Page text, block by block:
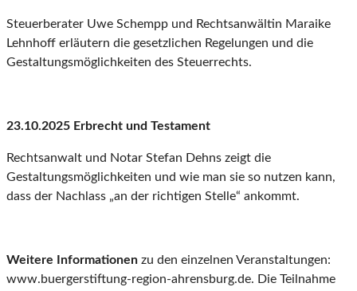
Steuerberater Uwe Schempp und Rechtsanwältin Maraike
Lehnhoff erläutern die gesetzlichen Regelungen und die
Gestaltungsmöglichkeiten des Steuerrechts.
23.10.2025 Erbrecht und Testament
Rechtsanwalt und Notar Stefan Dehns zeigt die
Gestaltungsmöglichkeiten und wie man sie so nutzen kann,
dass der Nachlass „an der richtigen Stelle“ ankommt.
Weitere Informationen zu den einzelnen Veranstaltungen:
www.buergerstiftung-region-ahrensburg.de. Die Teilnahme